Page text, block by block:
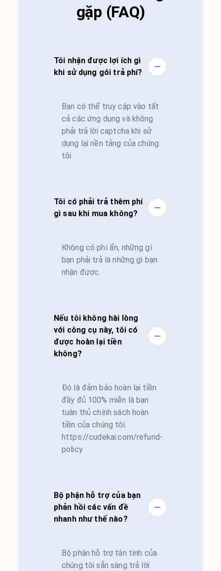
gặp (FAQ)
Tôi nhận được lợi ích gì
khi sử dụng gói trả phí?
Bạn có thể truy cập vào tất
cả các ứng dụng và không
phải trả lời captcha khi sử
dụng lại nền tảng của chúng
tôi.
Tôi có phải trả thêm phí
gì sau khi mua không?
Không có phí ẩn, những gì
bạn phải trả là những gì bạn
nhận được.
Nếu tôi không hài lòng
với công cụ này, tôi có
được hoàn lại tiền
không?
Đó là đảm bảo hoàn lại tiền
đầy đủ 100% miễn là bạn
tuân thủ chính sách hoàn
tiền của chúng tôi.
https://cudekai.com/refund-
policy
Bộ phận hỗ trợ của bạn
phản hồi các vấn đề
nhanh như thế nào?
Bộ phận hỗ trợ tận tình của
chúng tôi sẵn sàng trả lời